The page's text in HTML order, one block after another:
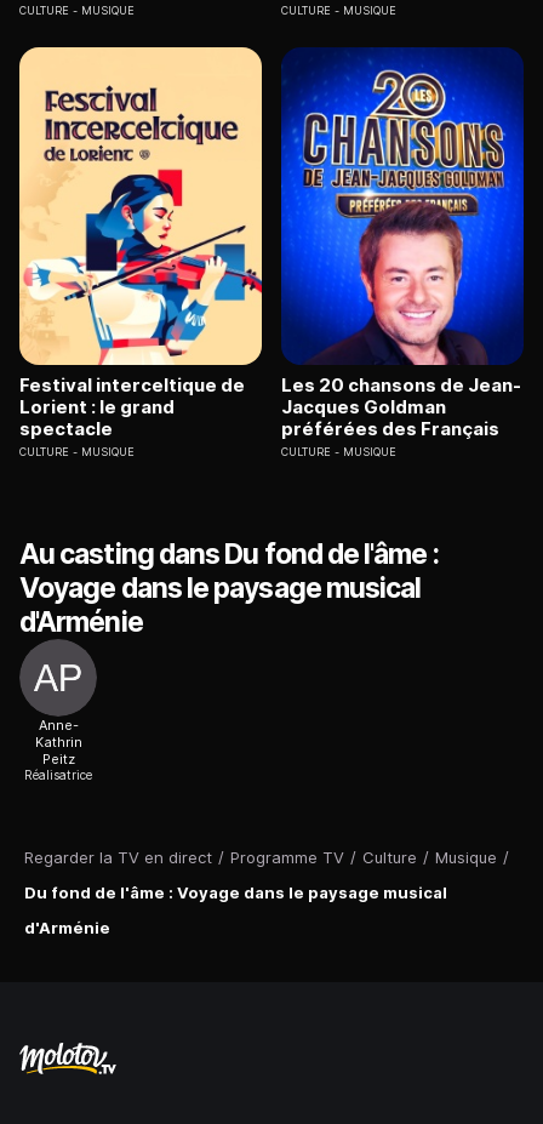
Regarder la TV en direct / Programme TV / Culture / Musique /
Du fond de l'âme : Voyage dans le paysage musical
d'Arménie
CULTURE MUSIQUE CULTURE MUSIQUE
Festival interceltique de
Lorient : le grand
spectacle
CULTURE MUSIQUE
Les 20 chansons de Jean-
Jacques Goldman
préférées des Français
CULTURE MUSIQUE
Au casting dans Du fond de l'âme :
Voyage dans le paysage musical
d'Arménie
Anne-
Kathrin
Peitz
Réalisatrice